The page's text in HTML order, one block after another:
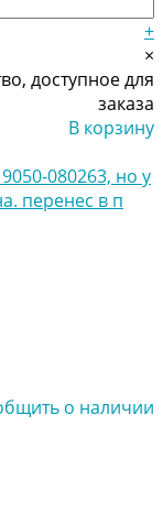
+
×
доступное для
заказа
В корзину
080263, но у
перенес в п
о наличии